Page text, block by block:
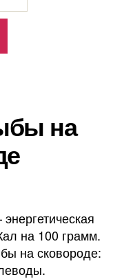
на
на 100 грамм.
на сковороде: